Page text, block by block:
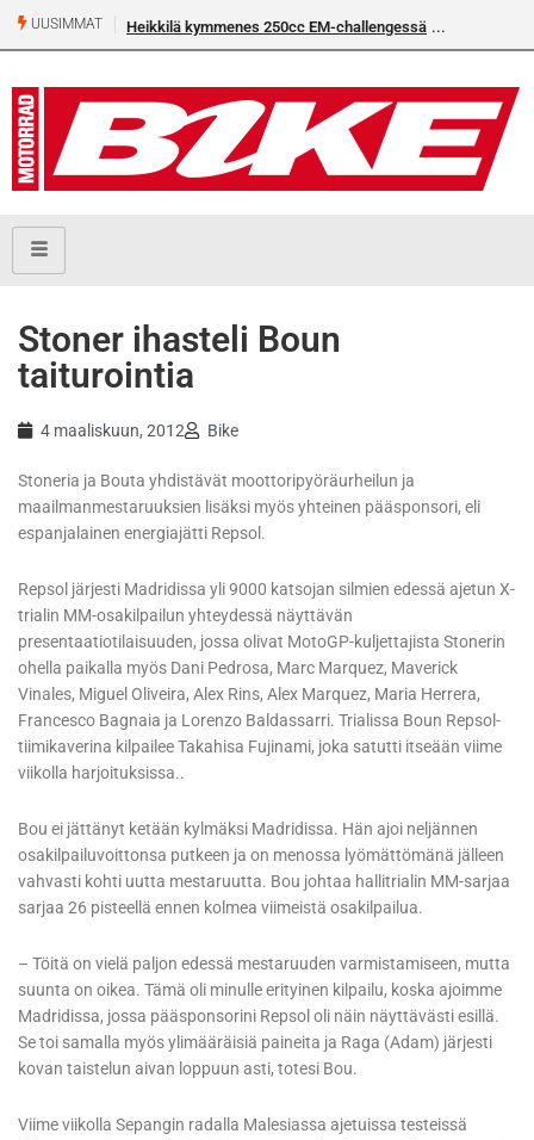
UUSIMMAT Heikkilä kymmenes 250cc EM-challengessä
Stoner ihasteli Boun
taiturointia
4 maaliskuun, 2012 Bike
Stoneria ja Bouta yhdistävät moottoripyöräurheilun ja
maailmanmestaruuksien lisäksi myös yhteinen pääsponsori, eli
espanjalainen energiajätti Repsol.
Repsol järjesti Madridissa yli 9000 katsojan silmien edessä ajetun X-
trialin MM-osakilpailun yhteydessä näyttävän
presentaatiotilaisuuden, jossa olivat MotoGP-kuljettajista Stonerin
ohella paikalla myös Dani Pedrosa, Marc Marquez, Maverick
Vinales, Miguel Oliveira, Alex Rins, Alex Marquez, Maria Herrera,
Francesco Bagnaia ja Lorenzo Baldassarri. Trialissa Boun Repsol-
tiimikaverina kilpailee Takahisa Fujinami, joka satutti itseään viime
viikolla harjoituksissa..
Bou ei jättänyt ketään kylmäksi Madridissa. Hän ajoi neljännen
osakilpailuvoittonsa putkeen ja on menossa lyömättömänä jälleen
vahvasti kohti uutta mestaruutta. Bou johtaa hallitrialin MM-sarjaa
sarjaa 26 pisteellä ennen kolmea viimeistä osakilpailua.
– Töitä on vielä paljon edessä mestaruuden varmistamiseen, mutta
suunta on oikea. Tämä oli minulle erityinen kilpailu, koska ajoimme
Madridissa, jossa pääsponsorini Repsol oli näin näyttävästi esillä.
Se toi samalla myös ylimääräisiä paineita ja Raga (Adam) järjesti
kovan taistelun aivan loppuun asti, totesi Bou.
Viime viikolla Sepangin radalla Malesiassa ajetuissa testeissä